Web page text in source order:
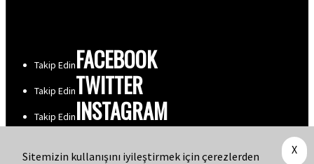
X
Sitemizin kullanışını iyileştirmek için çerezlerden
Takip EdinFACEBOOK
Takip EdinTWITTER
Takip EdinINSTAGRAM
YOUTUBE